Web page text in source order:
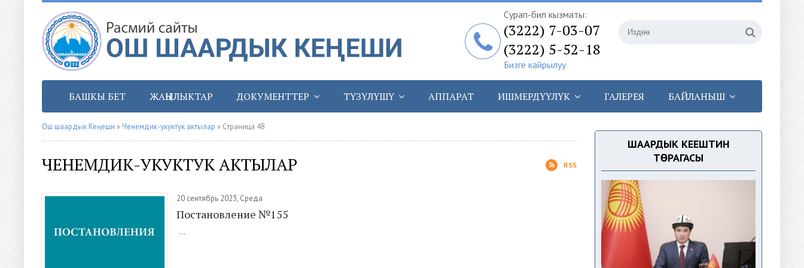
Сурап-билүү кызматы:
(3222) 7-03-07
(3222) 5-52-18
Бизге кайрылуу
БАШКЫ БЕТ ЖАҢЫЛЫКТАР ДОКУМЕНТТЕР ТҮЗҮЛҮШҮ АППАРАТ ИШМЕРДҮҮЛҮК ГАЛЕРЕЯ БАЙЛАНЫШ
Ош шаардык Кеңеши » Ченемдик-укуктук актылар » Страница 48
ЧЕНЕМДИК-УКУКТУК АКТЫЛАР RSS
20 сентябрь 2023, Среда
Постановление №155
...
ШААРДЫК КЕҢЕШТИН
ТӨРАГАСЫ